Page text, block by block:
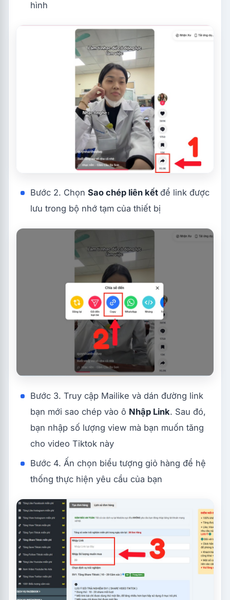
hình
Bước 2. Chọn Sao chép liên kết để link được
lưu trong bộ nhớ tạm của thiết bị
Bước 3. Truy cập Mailike và dán đường link
bạn mới sao chép vào ô Nhập Link. Sau đó,
bạn nhập số lượng view mà bạn muốn tăng
cho video Tiktok này
Bước 4. Ấn chọn biểu tượng giỏ hàng để hệ
thống thực hiện yêu cầu của bạn